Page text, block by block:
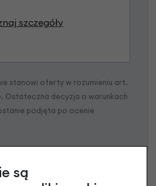
szczegóły
stanowi oferty w rozumieniu art.
Ostateczna decyzja o warunkach
podjęta po ocenie
są